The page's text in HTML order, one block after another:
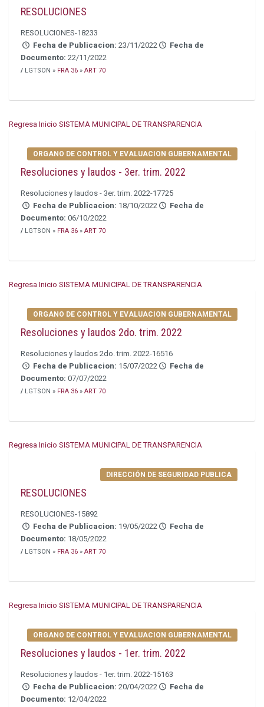
RESOLUCIONES
RESOLUCIONES-18233
Fecha de Publicacion:23/11/2022
Fecha de
Documento: 22/11/2022
/ LGTSON » FRA 36 » ART 70
Regresa Inicio SISTEMA MUNICIPAL DE TRANSPARENCIA
ORGANO DE CONTROL Y EVALUACION GUBERNAMENTAL
Resoluciones y laudos - 3er. trim. 2022
Resoluciones y laudos - 3er. trim. 2022-17725
Fecha de Publicacion: 18/10/2022
Fecha de
Documento: 06/10/2022
/ LGTSON » FRA 36 » ART 70
Regresa Inicio SISTEMA MUNICIPAL DE TRANSPARENCIA
ORGANO DE CONTROL Y EVALUACION GUBERNAMENTAL
Resoluciones y laudos 2do. trim. 2022
Resoluciones y laudos 2do. trim. 2022-16516
Fecha de Publicacion: 15/07/2022
Fecha de
Documento: 07/07/2022
/ LGTSON » FRA 36 » ART 70
Regresa Inicio SISTEMA MUNICIPAL DE TRANSPARENCIA
DIRECCIÓN DE SEGURIDAD PUBLICA
RESOLUCIONES
RESOLUCIONES-15892
Fecha de Publicacion: 19/05/2022
Fecha de
Documento: 18/05/2022
/ LGTSON » FRA 36 » ART 70
Regresa Inicio SISTEMA MUNICIPAL DE TRANSPARENCIA
ORGANO DE CONTROL Y EVALUACION GUBERNAMENTAL
Resoluciones y laudos - 1er. trim. 2022
Resoluciones y laudos - 1er. trim. 2022-15163
Fecha de Publicacion:20/04/2022
Fecha de
Documento: 12/04/2022